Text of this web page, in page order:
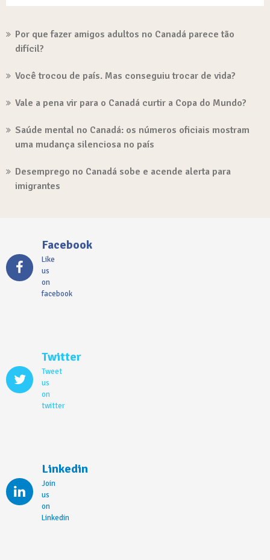
Por que fazer amigos adultos no Canadá parece tão
difícil?
Você trocou de país. Mas conseguiu trocar de vida?
Vale a pena vir para o Canadá curtir a Copa do Mundo?
Saúde mental no Canadá: os números oficiais mostram
uma mudança silenciosa no país
Desemprego no Canadá sobe e acende alerta para
imigrantes
Facebook
Like
us
on
facebook
Twitter
Tweet
us
on
twitter
Linkedin
Join
us
on
Linkedin